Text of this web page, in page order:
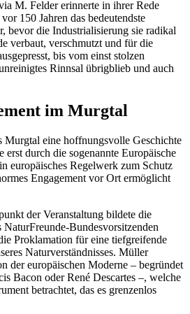
M. Felder erinnerte in ihrer Rede
150 Jahren das bedeutendste
bevor die Industrialisierung sie radikal
verbaut, verschmutzt und für die
bis vom einst stolzen
Rinnsal übrigblieb und auch
im Murgtal
Murgtal eine hoffnungsvolle Geschichte
erst durch die sogenannte Europäische
europäisches Regelwerk zum Schutz
Engagement vor Ort ermöglicht
der Veranstaltung bildete die
NaturFreunde-Bundesvorsitzenden
Proklamation für eine tiefgreifende
Naturverständnisses. Müller
der europäischen Moderne – begründet
Bacon oder René Descartes –, welche
betrachtet, das es grenzenlos